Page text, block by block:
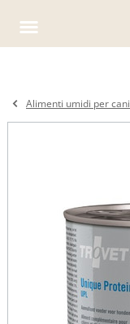
Alimenti umidi per cani